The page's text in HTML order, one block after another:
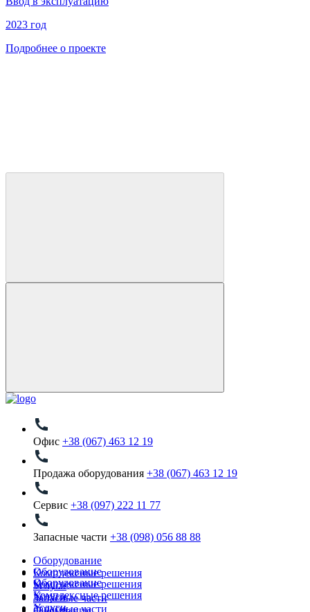
2023 год
Подробнее о проекте
Офис +38 (067) 463 12 19
Продажа оборудования +38 (067) 463 12 19
Сервис +38 (097) 222 11 77
Запасные части +38 (098) 056 88 88
Оборудование
Комплексные решения
Услуги
Запасные части
Оборудование
Комплексные решения
Услуги
Запасные части
Оборудование
Комплексные решения
Услуги